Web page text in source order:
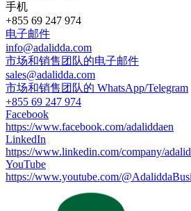
手机
+855 69 247 974
电子邮件
info@adalidda.com
市场和销售团队的电子邮件
sales@adalidda.com
市场和销售团队的 WhatsApp/Telegram
+855 69 247 974
Facebook
https://www.facebook.com/adaliddaen
LinkedIn
https://www.linkedin.com/company/
YouTube
https://www.youtube.com/